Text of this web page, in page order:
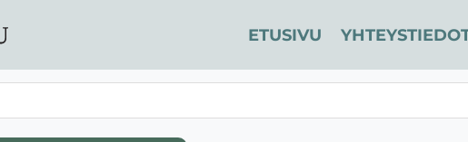
ETUSIVU